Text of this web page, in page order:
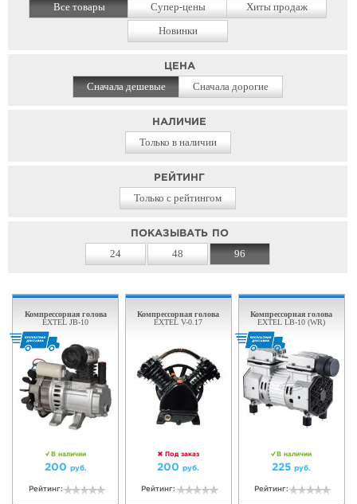
Все товары Супер-цены Хиты продаж
Новинки
ЦЕНА
Сначала дешевые Сначала дорогие
НАЛИЧИЕ
Только в наличии
РЕЙТИНГ
Только с рейтингом
ПОКАЗЫВАТЬ ПО
24 48 96